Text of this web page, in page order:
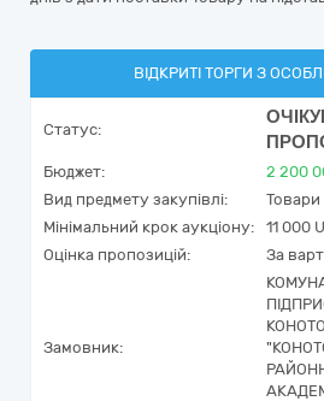
ВІДКРИТІ ТОРГИ З
Статус:
Бюджет: 2 200
Вид предмету закупівлі:
Товари
Мінімальний крок аукціону:
11 000
Оцінка пропозицій:
За
Замовник: